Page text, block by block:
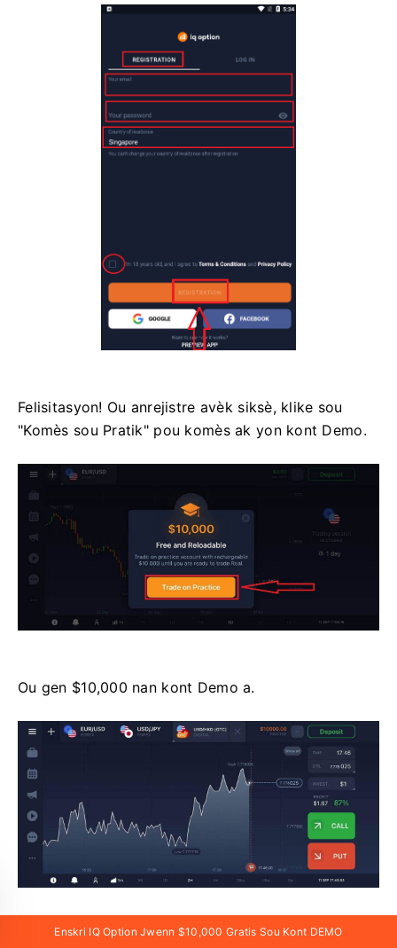
Felisitasyon! Ou anrejistre avèk siksè, klike sou
"Komès sou Pratik" pou komès ak yon kont Demo.
Ou gen $10,000 nan kont Demo a.
Enskri IQ Option Jwenn $10,000 Gratis Sou Kont DEMO